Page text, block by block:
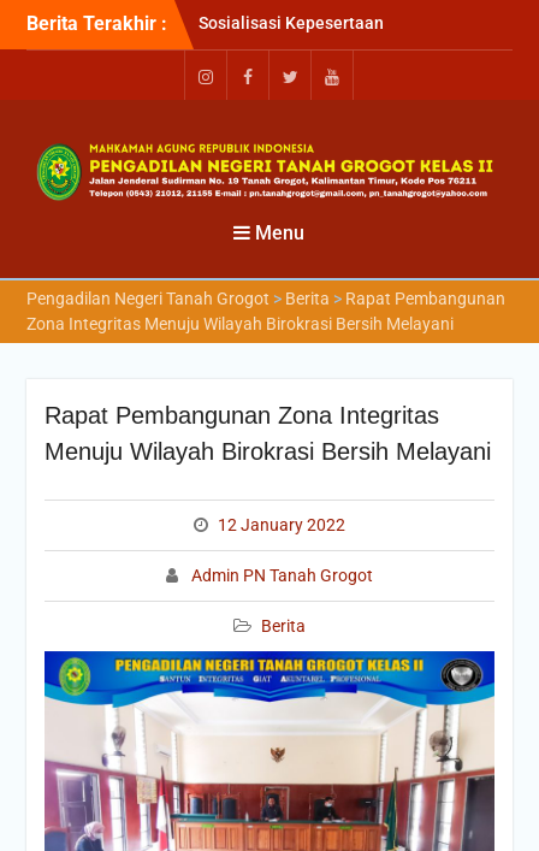
Berita Terakhir :
Kesehatan Nasional (JKN)
bagi Pengadilan Negeri
Tanah Grogot oleh BPJS
Kesehatan Cabang
Briefin Petugas PTSP Hari
Senin, 3 Agustus 2026
Briefing Petugas PTSP Hari
Kamis Tanggal 6 Agustus
Menu
Pengadilan Negeri Tanah Grogot > Berita > Rapat Pembangunan
Zona Integritas Menuju Wilayah Birokrasi Bersih Melayani
Rapat Pembangunan Zona Integritas
Menuju Wilayah Birokrasi Bersih Melayani
12 January 2022
Admin PN Tanah Grogot
Berita